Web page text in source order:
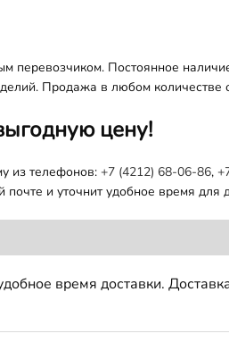
перевозчиком. Постоянное
Продажа в любом количестве
цену!
из телефонов: +7 (4212) 68-06-86,
и уточнит удобное время для
время доставки.